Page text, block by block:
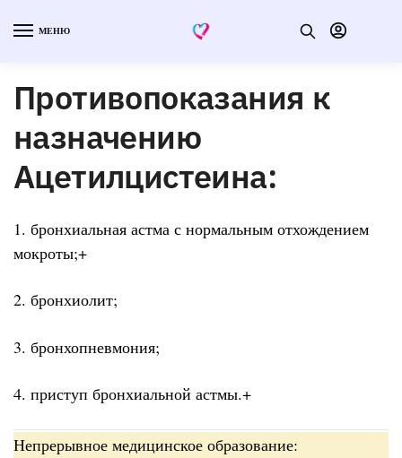
МЕНЮ
Противопоказания к
назначению
Ацетилцистеина:
1. бронхиальная астма с нормальным отхождением
мокроты;+
2. бронхиолит;
3. бронхопневмония;
4. приступ бронхиальной астмы.+
Непрерывное медицинское образование: